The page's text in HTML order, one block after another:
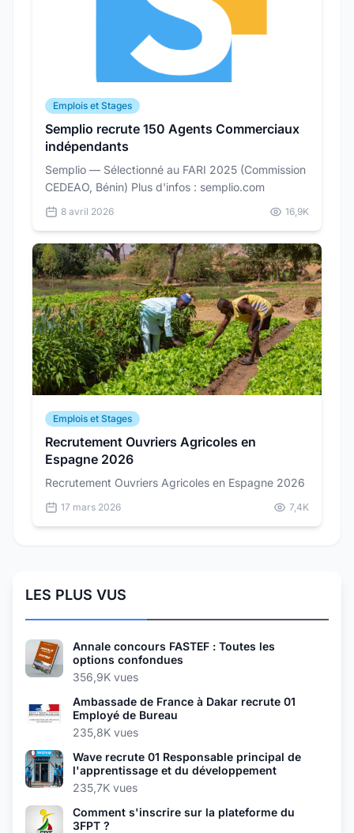
Emplois et Stages
Semplio recrute 150 Agents Commerciaux
indépendants
Semplio — Sélectionné au FARI 2025 (Commission
CEDEAO, Bénin) Plus d'infos : semplio.com
8 avril 2026 16,9K
Emplois et Stages
Recrutement Ouvriers Agricoles en
Espagne 2026
Recrutement Ouvriers Agricoles en Espagne 2026
17 mars 2026 7,4K
LES PLUS VUS
Annale concours FASTEF : Toutes les
options confondues
356,9K vues
Ambassade de France à Dakar recrute 01
Employé de Bureau
235,8K vues
Wave recrute 01 Responsable principal de
l'apprentissage et du développement
235,7K vues
Comment s'inscrire sur la plateforme du
3FPT ?